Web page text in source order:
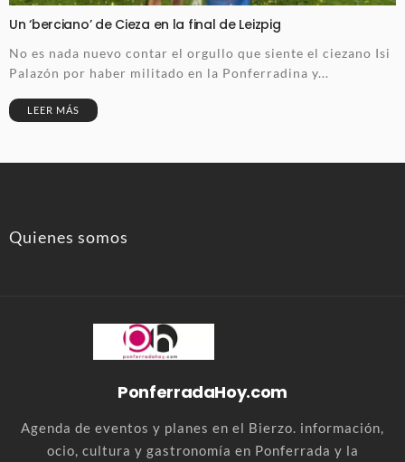
Un ‘berciano’ de Cieza en la final de Leizpig
No es nada nuevo contar el orgullo que siente el ciezano Isi
Palazón por haber militado en la Ponferradina y...
LEER MÁS
Quienes somos
PonferradaHoy.com
Agenda de eventos y planes en el Bierzo. información,
ocio, cultura y gastronomía en Ponferrada y la